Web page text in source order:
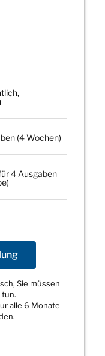
(4 Wochen)
4 Ausgaben
Sie müssen
alle 6 Monate